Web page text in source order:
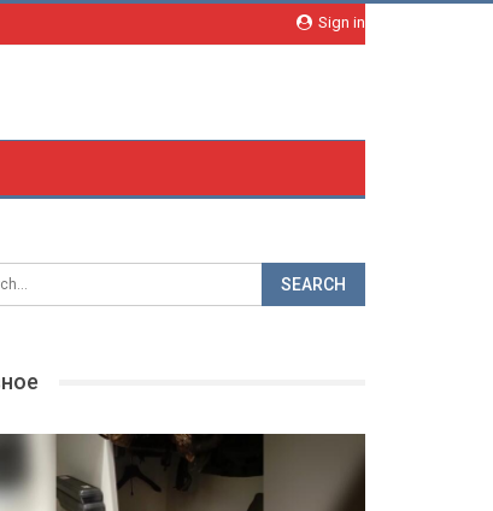
Sign in